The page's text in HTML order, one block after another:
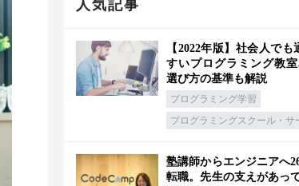
人気記事
【2022年版】社会人でも
すいプログラミング教室
選び方の基準も解説
プログラミング学習
プログラミングスクール・サ
塾講師からエンジニアへ
転職。先生の支えがあっ